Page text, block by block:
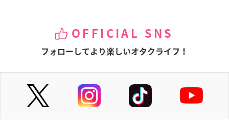
OFFICIAL SNS
フォローしてより楽しいオタクライフ！